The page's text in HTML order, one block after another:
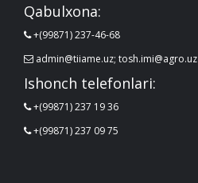
Qabulxona:
+(99871) 237-46-68
admin@tiiame.uz; tosh.imi@agro.uz
Ishonch telefonlari:
+(99871) 237 19 36
+(99871) 237 09 75